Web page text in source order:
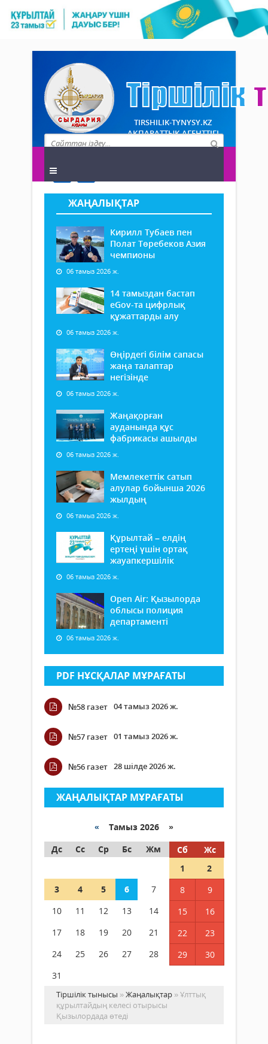
TIRSHILIK-TYNYSY.KZ
АҚПАРАТТЫҚ АГЕНТТІГІ
ЖАҢАЛЫҚТАР
Кирилл Тубаев пен
Полат Төребеков Азия
чемпионы
06 тамыз 2026 ж.
14 тамыздан бастап
еGov-та цифрлық
құжаттарды алу
06 тамыз 2026 ж.
Өңірдегі білім сапасы
жаңа талаптар
негізінде
06 тамыз 2026 ж.
Жаңақорған
ауданында құс
фабрикасы ашылды
06 тамыз 2026 ж.
Мемлекеттік сатып
алулар бойынша 2026
жылдың
06 тамыз 2026 ж.
Құрылтай – елдің
ертеңі үшін ортақ
жауапкершілік
06 тамыз 2026 ж.
Open Air: Қызылорда
облысы полиция
департаменті
06 тамыз 2026 ж.
PDF НҰСҚАЛАР МҰРАҒАТЫ
№58 газет 04 тамыз 2026 ж.
№57 газет 01 тамыз 2026 ж.
№56 газет 28 шілде 2026 ж.
ЖАҢАЛЫҚТАР МҰРАҒАТЫ
« Тамыз 2026 »
Дс
Сс Ср Бс Жм Сб
Жс
1
2
3
4 5 6 7 8
9
10
11 12 13 14 15
16
17
18 19 20 21 22
23
24
25 26 27 28 29
30
31
Тіршілік тынысы »Жаңалықтар » Ұлттық
құрылтайдың келесі отырысы
Қызылордада өтеді